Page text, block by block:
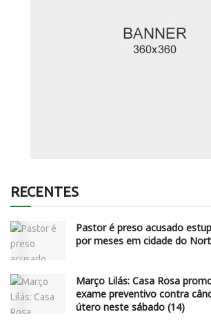
RECENTES
Pastor é preso acusado
por meses em cidade do
Março Lilás: Casa Rosa
exame preventivo contra
útero neste sábado (14)